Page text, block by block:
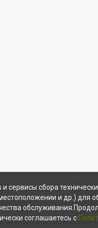
сервисы сбора
и др.) для
соглашаетесь с